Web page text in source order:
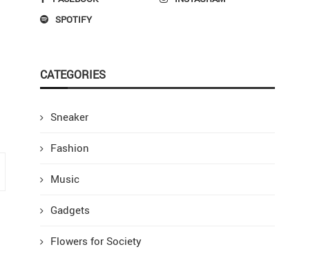
SPOTIFY
CATEGORIES
Sneaker
Fashion
Music
Gadgets
Flowers for Society